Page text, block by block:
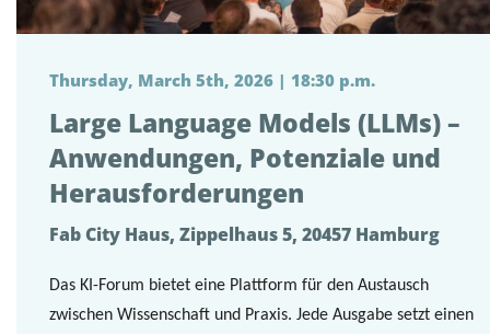
Thursday, March 5th, 2026 | 18:30 p.m.
Large Language Models (LLMs) –
Anwendungen, Potenziale und
Herausforderungen
Fab City Haus, Zippelhaus 5, 20457 Hamburg
Das KI-Forum bietet eine Plattform für den Austausch
zwischen Wissenschaft und Praxis. Jede Ausgabe setzt einen